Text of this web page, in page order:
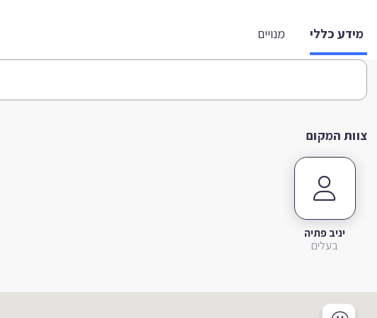
מידע כללי מנויים
צוות המקום
יניב פתיה
בעלים